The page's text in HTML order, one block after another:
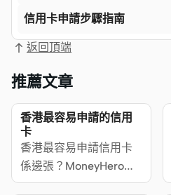
信用卡申請步驟指南
返回頂端
推薦文章
香港最容易申請的信用
卡
香港最容易申請信用卡
係邊張？MoneyHero精
選19張免入息證明信用